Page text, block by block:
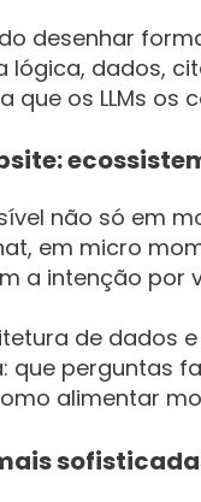
desenhar
lógica, dados,
os LLMs os
não só em
em micro
a intenção por
de dados
que perguntas
alimentar